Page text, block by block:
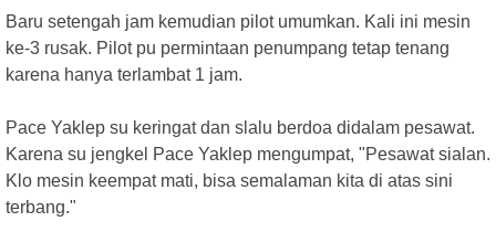
Baru setengah jam kemudian pilot umumkan. Kali ini mesin
ke-3 rusak. Pilot pu permintaan penumpang tetap tenang
karena hanya terlambat 1 jam.
Pace Yaklep su keringat dan slalu berdoa didalam pesawat.
Karena su jengkel Pace Yaklep mengumpat, "Pesawat sialan.
Klo mesin keempat mati, bisa semalaman kita di atas sini
terbang."